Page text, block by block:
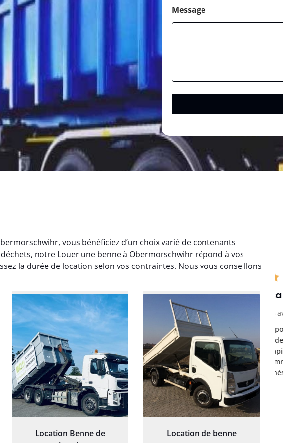
Message
vous bénéficiez d’un choix varié de contenants
notre Louer une benne à Obermorschwihr répond à vos
la durée de location selon vos contraintes. Nous vous conseillons
Location Benne de
Location de benne
Aurélie Bonnet
21 juin 2024
Le service de terrassement
jardin à Var était
exceptionnel. L'équipe a
travaillé de manière efficace
et professionnelle, laissant
notre jardin impeccable et
prêt pour notre nouveau
projet d'aménagement
paysager.
Elisa Barreau
6 avril 2025
Parfait pour évacuer les
gravats de mon chantier.
Service rapide et efficace. Je
recommande sans
hésitation.